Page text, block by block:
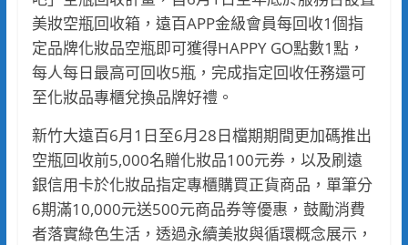
美妝空瓶回收箱，遠百APP金級會員每回收1個指
定品牌化妝品空瓶即可獲得HAPPY GO點數1點，
每人每日最高可回收5瓶，完成指定回收任務還可
至化妝品專櫃兌換品牌好禮。
新竹大遠百6月1日至6月28日檔期期間更加碼推出
空瓶回收前5,000名贈化妝品100元券，以及刷遠
銀信用卡於化妝品指定專櫃購買正貨商品，單筆分
6期滿10,000元送500元商品券等優惠，鼓勵消費
者落實綠色生活，透過永續美妝與循環概念展示，